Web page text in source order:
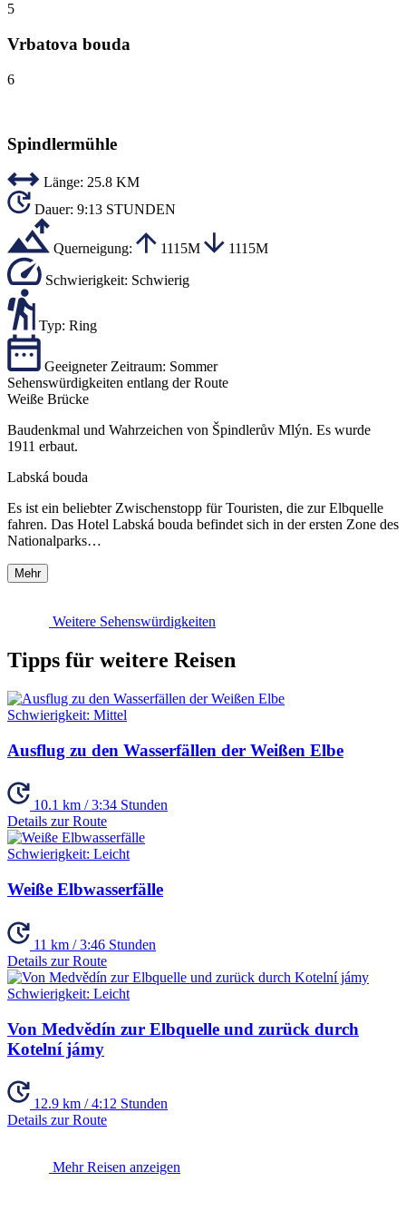
5
Vrbatova bouda
6
Spindlermühle
Länge: 25.8 KM
Dauer: 9:13 STUNDEN
Querneigung: 1115M 1115M
Schwierigkeit: Schwierig
Typ: Ring
Geeigneter Zeitraum: Sommer
Sehenswürdigkeiten entlang der Route
Weiße Brücke
Baudenkmal und Wahrzeichen von Špindlerův Mlýn. Es wurde
1911 erbaut.
Labská bouda
Es ist ein beliebter Zwischenstopp für Touristen, die zur Elbquelle
fahren. Das Hotel Labská bouda befindet sich in der ersten Zone des
Nationalparks…
Mehr
Weitere Sehenswürdigkeiten
Tipps für weitere Reisen
Schwierigkeit: Mittel
Ausflug zu den Wasserfällen der Weißen Elbe
10.1 km / 3:34 Stunden
Details zur Route
Schwierigkeit: Leicht
Weiße Elbwasserfälle
11 km / 3:46 Stunden
Details zur Route
Schwierigkeit: Leicht
Von Medvědín zur Elbquelle und zurück durch
Kotelní jámy
12.9 km / 4:12 Stunden
Details zur Route
Mehr Reisen anzeigen